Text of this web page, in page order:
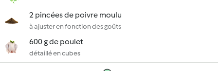
2 pincées de poivre moulu
à ajuster en fonction des goûts
600 g de poulet
détaillé en cubes